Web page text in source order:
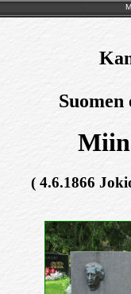
( 4.6.1866